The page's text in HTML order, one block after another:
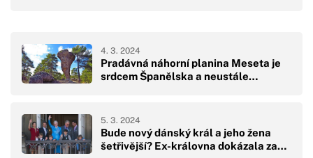
Pradávná náhorní planina Meseta je
srdcem Španělska a neustále…
4. 3. 2024
Bude nový dánský král a jeho žena
šetřivější? Ex-královna dokázala za…
5. 3. 2024